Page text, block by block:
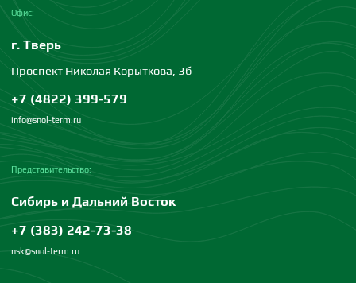
Офис:
г. Тверь
Проспект Николая Корыткова, 3б
+7 (4822) 399-579
info@snol-term.ru
Представительство:
Сибирь и Дальний Восток
+7 (383) 242-73-38
nsk@snol-term.ru